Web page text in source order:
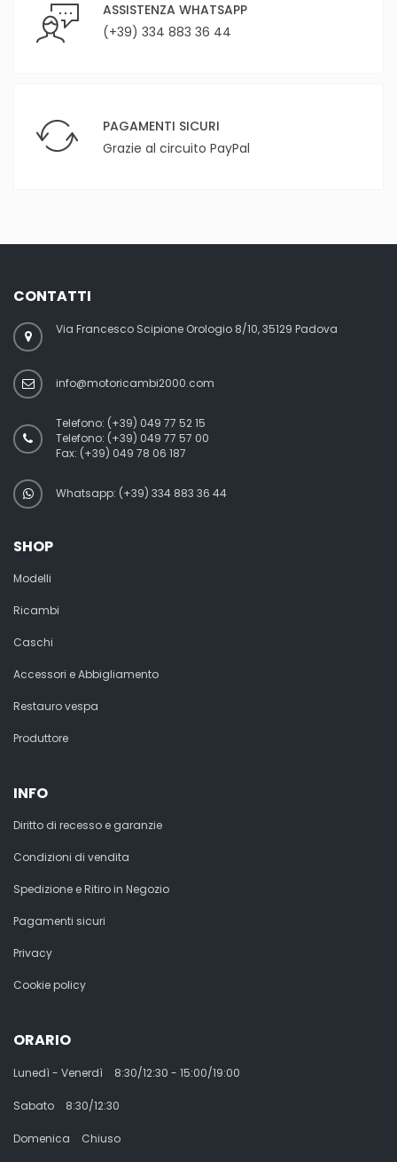
ASSISTENZA WHATSAPP
(+39) 334 883 36 44
PAGAMENTI SICURI
Grazie al circuito PayPal
CONTATTI
Via Francesco Scipione Orologio 8/10, 35129 Padova
info@motoricambi2000.com
Telefono: (+39) 049 77 52 15
Telefono: (+39) 049 77 57 00
Fax: (+39) 049 78 06 187
Whatsapp: (+39) 334 883 36 44
SHOP
Modelli
Ricambi
Caschi
Accessori e Abbigliamento
Restauro vespa
Produttore
INFO
Diritto di recesso e garanzie
Condizioni di vendita
Spedizione e Ritiro in Negozio
Pagamenti sicuri
Privacy
Cookie policy
ORARIO
Lunedì - Venerdì 8:30/12:30 - 15:00/19:00
Sabato 8:30/12:30
Domenica Chiuso